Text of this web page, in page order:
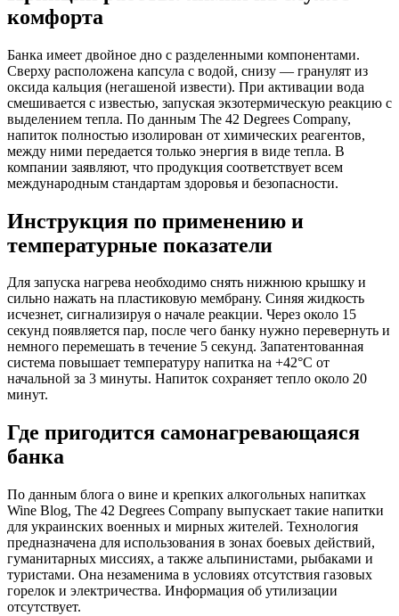
комфорта
Банка имеет двойное дно с разделенными компонентами.
Сверху расположена капсула с водой, снизу — гранулят из
оксида кальция (негашеной извести). При активации вода
смешивается с известью, запуская экзотермическую реакцию с
выделением тепла. По данным The 42 Degrees Company,
напиток полностью изолирован от химических реагентов,
между ними передается только энергия в виде тепла. В
компании заявляют, что продукция соответствует всем
международным стандартам здоровья и безопасности.
Инструкция по применению и
температурные показатели
Для запуска нагрева необходимо снять нижнюю крышку и
сильно нажать на пластиковую мембрану. Синяя жидкость
исчезнет, сигнализируя о начале реакции. Через около 15
секунд появляется пар, после чего банку нужно перевернуть и
немного перемешать в течение 5 секунд. Запатентованная
система повышает температуру напитка на +42°C от
начальной за 3 минуты. Напиток сохраняет тепло около 20
минут.
Где пригодится самонагревающаяся
банка
По данным блога о вине и крепких алкогольных напитках
Wine Blog, The 42 Degrees Company выпускает такие напитки
для украинских военных и мирных жителей. Технология
предназначена для использования в зонах боевых действий,
гуманитарных миссиях, а также альпинистами, рыбаками и
туристами. Она незаменима в условиях отсутствия газовых
горелок и электричества. Информация об утилизации
отсутствует.